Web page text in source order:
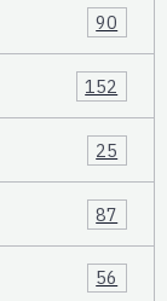
90
152
25
87
56